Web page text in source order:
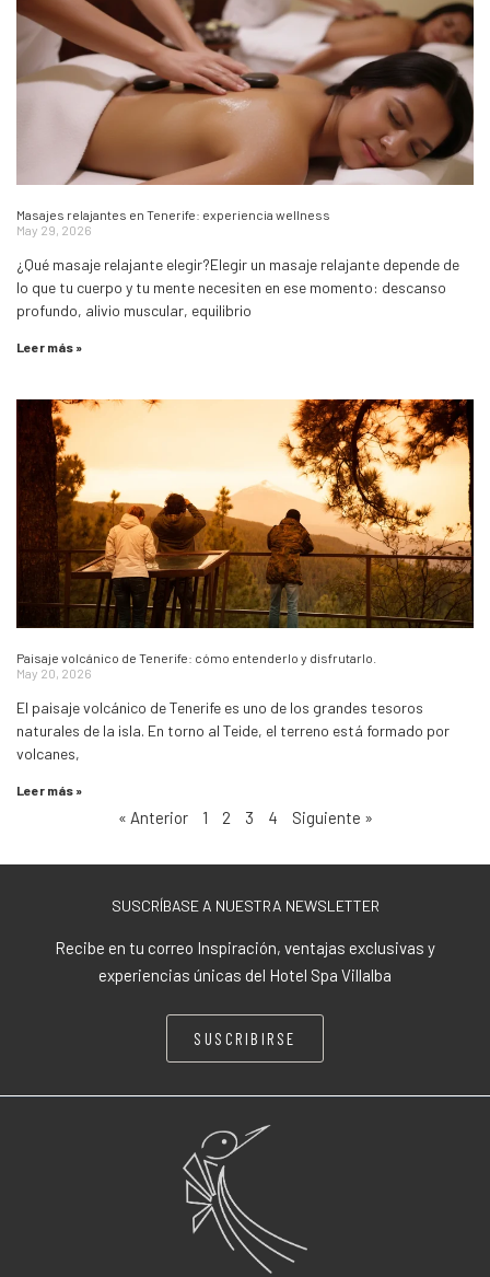
Masajes relajantes en Tenerife: experiencia wellness
May 29, 2026
¿Qué masaje relajante elegir?Elegir un masaje relajante depende de
lo que tu cuerpo y tu mente necesiten en ese momento: descanso
profundo, alivio muscular, equilibrio
Leer más »
Paisaje volcánico de Tenerife: cómo entenderlo y disfrutarlo.
May 20, 2026
El paisaje volcánico de Tenerife es uno de los grandes tesoros
naturales de la isla. En torno al Teide, el terreno está formado por
volcanes,
Leer más »
« Anterior 1 2 3 4 Siguiente »
SUSCRÍBASE A NUESTRA NEWSLETTER
Recibe en tu correo Inspiración, ventajas exclusivas y
experiencias únicas del Hotel Spa Villalba
SUSCRIBIRSE